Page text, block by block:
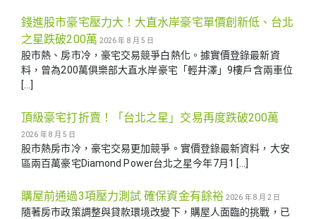
錢進股市豪宅壓力大！大直水岸豪宅單價創新低、台北
之星跌破200萬 2026 年 8 月 5 日
股市熱、房市冷，豪宅交易競爭白熱化。據實價登錄最新資
料，曾為200萬俱樂部大直水岸豪宅「輕井澤」9樓戶含兩車位
[…]
頂級豪宅打折賣！「台北之星」交易再度跌破200萬
2026 年 8 月 5 日
股市熱房市冷，豪宅交易更加競爭。實價登錄最新資料，大安
區兩百萬豪宅Diamond Power台北之星今年7月1 […]
購屋前通過3項壓力測試 確保資金有餘裕 2026 年 8 月 2 日
隨著房市政策調整與貸款環境改變下，購屋人面臨的挑戰，已